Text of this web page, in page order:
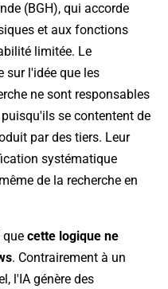
(BGH), qui accorde
et aux fonctions
limitée. Le
sur l'idée que les
ne sont responsables
se contentent de
par des tiers. Leur
systématique
de la recherche en
que cette logique ne
. Contrairement à un
l'IA génère des